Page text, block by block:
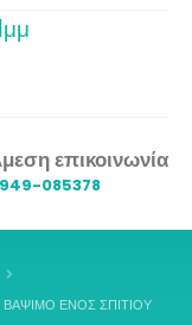
επικοινωνία
085378
ΕΝΌΣ ΣΠΙΤΙΟΎ